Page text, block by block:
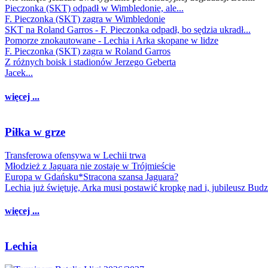
Pieczonka (SKT) odpadł w Wimbledonie, ale...
F. Pieczonka (SKT) zagra w Wimbledonie
SKT na Roland Garros - F. Pieczonka odpadł, bo sędzia ukradł...
Pomorze znokautowane - Lechia i Arka skopane w lidze
F. Pieczonka (SKT) zagra w Roland Garros
Z różnych boisk i stadionów Jerzego Geberta
Jacek...
więcej ...
Piłka w grze
Transferowa ofensywa w Lechii trwa
Młodzież z Jaguara nie zostaje w Trójmieście
Europa w Gdańsku*Stracona szansa Jaguara?
Lechia już świętuje, Arka musi postawić kropkę nad i, jubileusz
więcej ...
Lechia